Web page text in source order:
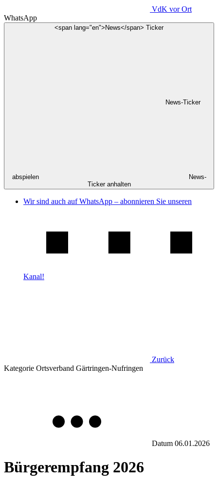
VdK vor Ort
WhatsApp
<span lang="en">News</span> Ticker
News-Ticker
abspielen
News-
Ticker anhalten
Wir sind auch auf WhatsApp – abonnieren Sie unseren
Kanal!
Zurück
Kategorie Ortsverband Gärtringen-Nufringen
Datum 06.01.2026
Bürgerempfang 2026